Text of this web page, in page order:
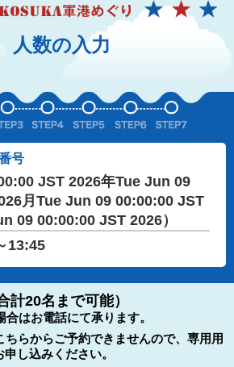
人数の入力
号
JST 2026年Tue Jun 09
月Tue Jun 09 00:00:00 JST
09 00:00:00 JST 2026）
13:45
計20名まで可能）
はお電話にて承ります。
らからご予約できませんので、専用用
し込みください。